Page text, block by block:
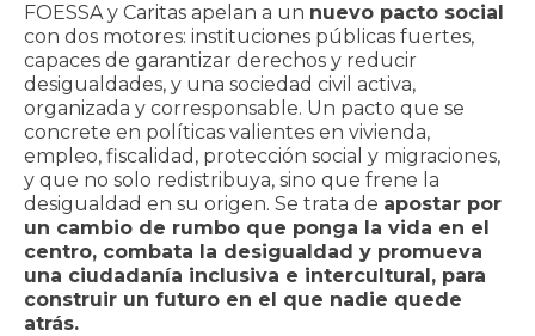
FOESSA y Caritas apelan a un nuevo pacto social
con dos motores: instituciones públicas fuertes,
capaces de garantizar derechos y reducir
desigualdades, y una sociedad civil activa,
organizada y corresponsable. Un pacto que se
concrete en políticas valientes en vivienda,
empleo, fiscalidad, protección social y migraciones,
y que no solo redistribuya, sino que frene la
desigualdad en su origen. Se trata de apostar por
un cambio de rumbo que ponga la vida en el
centro, combata la desigualdad y promueva
una ciudadanía inclusiva e intercultural, para
construir un futuro en el que nadie quede
atrás.